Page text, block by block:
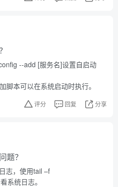
--add [服务名]设置自启动
脚本可以在系统启动时执行。
评分 回复 分享
题？
志，使用tail –f
系统日志。